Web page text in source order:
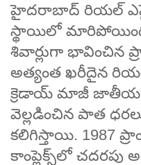
హైదరాబాద్ రియల్
స్థాయిలో మారిపోయింది.
శివార్లుగా భావించిన
అత్యంత ఖరీదైన
క్రెడాయ్ మాజీ జాతీయ
వెల్లడించిన పాత ధరలు
కలిగిస్తాయి. 1987
కాంప్లెక్స్‌లో చదరపు